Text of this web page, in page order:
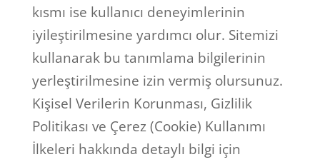
kısmı ise kullanıcı deneyimlerinin
iyileştirilmesine yardımcı olur. Sitemizi
kullanarak bu tanımlama bilgilerinin
yerleştirilmesine izin vermiş olursunuz.
Kişisel Verilerin Korunması, Gizlilik
Politikası ve Çerez (Cookie) Kullanımı
İlkeleri hakkında detaylı bilgi için